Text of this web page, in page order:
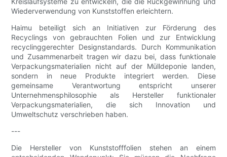
Wiederverwendung von Kunststoffen erleichtern.
Haimu beteiligt sich an Initiativen zur Förderung des
Recyclings von gebrauchten Folien und zur Entwicklung
recyclinggerechter Designstandards. Durch Kommunikation
und Zusammenarbeit tragen wir dazu bei, dass funktionale
Verpackungsmaterialien nicht auf der Mülldeponie landen,
sondern in neue Produkte integriert werden. Diese
gemeinsame Verantwortung entspricht unserer
Unternehmensphilosophie als Hersteller funktionaler
Verpackungsmaterialien, die sich Innovation und
Umweltschutz verschrieben haben.
---
Die Hersteller von Kunststofffolien stehen an einem